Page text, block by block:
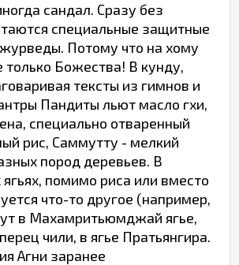
сандал. Сразу без
специальные защитные
Потому что на хому
только Божества! В кунду,
тексты из гимнов и
Пандиты льют масло гхи,
специально отваренный
рис, Саммутту - мелкий
пород деревьев. В
помимо риса или вместо
что-то другое (например,
в Махамритьюмджай ягье,
чили, в ягье Пратьянгира.
Агни заранее